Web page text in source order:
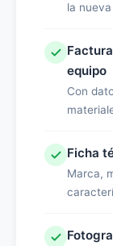
la
equipo
Con
Ficha
Marca,